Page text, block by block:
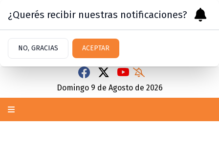
Domingo 9 de Agosto de 2026
¿Querés recibir nuestras notificaciones?
NO, GRACIAS ACEPTAR